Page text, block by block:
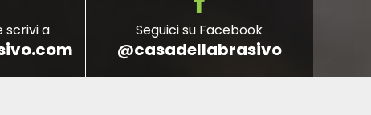
scrivi a Seguici su Facebook
@casadellabrasivo